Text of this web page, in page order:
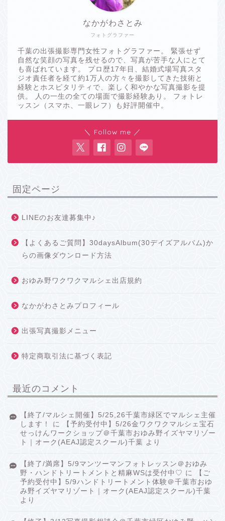
フォトグラファー
なかがわさとみ
千葉の出張撮影専門女性フォトグラファー。 緊張せず
自然な笑顔の写真を残せるので、写真が苦手な人にとて
も喜ばれています。 プロ歴17年目、結婚式場写真スタ
ジオ責任者を経て約1万人の方々を撮影してきた技術と
経験とホスピタリティで、楽しく和やかな写真撮影を提
供。 人の一生の全ての場面で撮影経験あり。 フォトレ
ッスン（スマホ、一眼レフ）も好評開催中。
＼ Follow me ／
固定ページ
LINEのお友達募集中♪
【よくあるご質問】30daysAlbum(30デイズアルバム)か
らの画像ダウンロード方法
おゆみ野ワクワクマルシェ出店規約
なかがわさとみプロフィール
出張写真撮影メニュー
特定商取引法に基づく表記
最近のコメント
【終了/マルシェ開催】5/25,26千葉市緑区でマルシェ主催
します！
に
【予約受付中】5/26金ワクワクマルシェ宝石
せっけんワークショップ＠千葉市おゆみ野イズヤマリゾー
ト｜オーク(AEAJ認定スクール)千葉 より
【終了/満席】5/9マンツーマンフォトレッスン＠おゆみ
野・ハンドトリートメントと精麻WSは受付中♡ に
【ご
予約受付中】5/9ハンドトリートメント体験＠千葉市おゆ
み野イズヤマリゾート｜オーク(AEAJ認定スクール)千葉
より